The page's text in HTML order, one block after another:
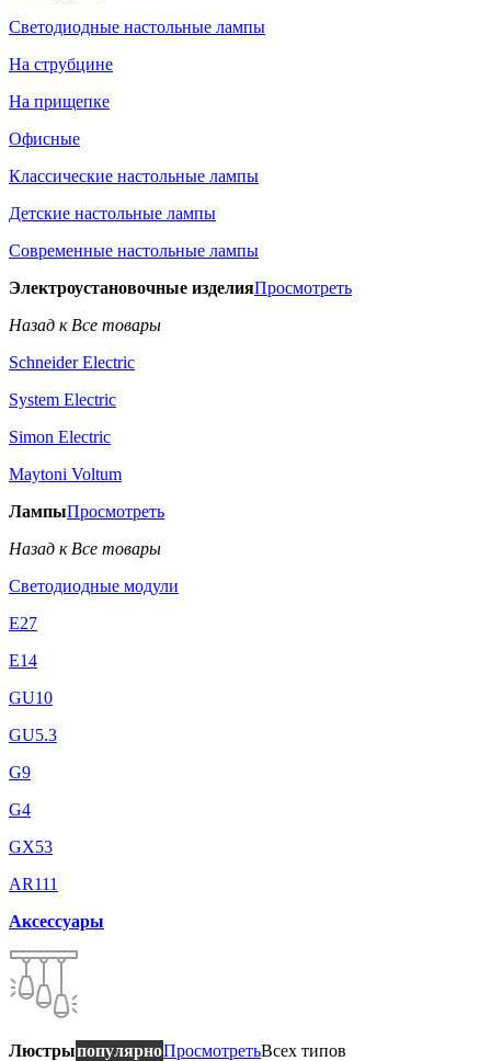
Светодиодные настольные лампы
На струбцине
На прищепке
Офисные
Классические настольные лампы
Детские настольные лампы
Современные настольные лампы
Электроустановочные изделияПросмотреть
Назад к Все товары
Schneider Electric
System Electric
Simon Electric
Maytoni Voltum
ЛампыПросмотреть
Назад к Все товары
Светодиодные модули
E27
E14
GU10
GU5.3
G9
G4
GX53
AR111
Аксессуары
ЛюстрыпопулярноПросмотретьВсех типов